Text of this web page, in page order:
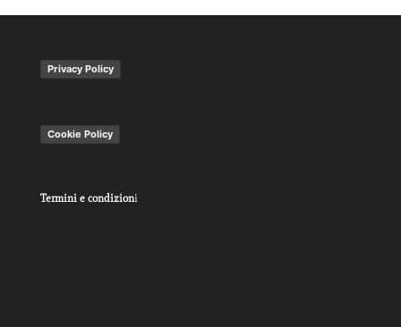
Privacy Policy
Cookie Policy
Termini e condizioni